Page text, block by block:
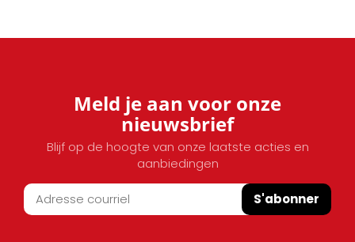
Meld je aan voor onze
nieuwsbrief
Blijf op de hoogte van onze laatste acties en
aanbiedingen
S'abonner